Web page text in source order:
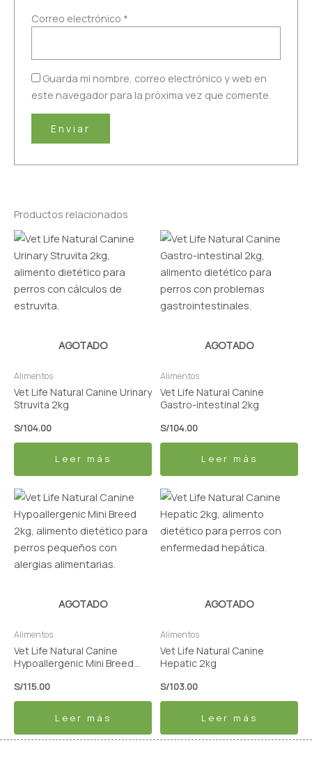
Correo electrónico *
Guarda mi nombre, correo electrónico y web en
este navegador para la próxima vez que comente.
Productos relacionados
AGOTADO
Alimentos
Vet Life Natural Canine Urinary
Struvita 2kg
S/104.00
Leer más
AGOTADO
Alimentos
Vet Life Natural Canine
Gastro-intestinal 2kg
S/104.00
Leer más
AGOTADO
Alimentos
Vet Life Natural Canine
Hypoallergenic Mini Breed
S/115.00
Leer más
AGOTADO
Alimentos
Vet Life Natural Canine
Hepatic 2kg
S/103.00
Leer más